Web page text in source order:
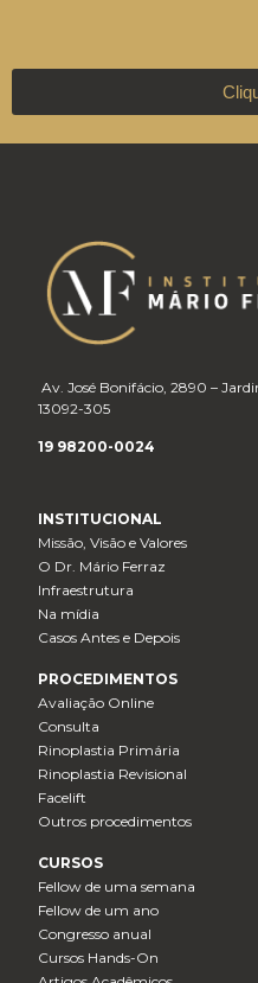
Av. José Bonifácio, 2890 –
13092-305
19 98200-0024
INSTITUCIONAL
Missão, Visão e Valores
O Dr. Mário Ferraz
Infraestrutura
Na mídia
Casos Antes e Depois
PROCEDIMENTOS
Avaliação Online
Consulta
Rinoplastia Primária
Rinoplastia Revisional
Facelift
Outros procedimentos
CURSOS
Fellow de uma semana
Fellow de um ano
Congresso anual
Cursos Hands-On